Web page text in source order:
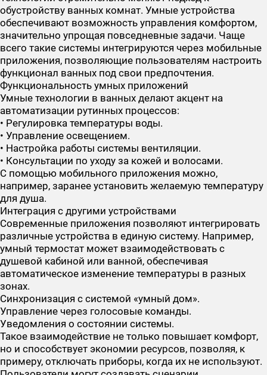
обустройству ванных комнат. Умные устройства
обеспечивают возможность управления комфортом,
значительно упрощая повседневные задачи. Чаще
всего такие системы интегрируются через мобильные
приложения, позволяющие пользователям настроить
функционал ванных под свои предпочтения.
Функциональность умных приложений
Умные технологии в ванных делают акцент на
автоматизации рутинных процессов:
• Регулировка температуры воды.
• Управление освещением.
• Настройка работы системы вентиляции.
• Консультации по уходу за кожей и волосами.
С помощью мобильного приложения можно,
например, заранее установить желаемую температуру
для душа.
Интеграция с другими устройствами
Современные приложения позволяют интегрировать
различные устройства в единую систему. Например,
умный термостат может взаимодействовать с
душевой кабиной или ванной, обеспечивая
автоматическое изменение температуры в разных
зонах.
Синхронизация с системой «умный дом».
Управление через голосовые команды.
Уведомления о состоянии системы.
Такое взаимодействие не только повышает комфорт,
но и способствует экономии ресурсов, позволяя, к
примеру, отключать приборы, когда их не используют.